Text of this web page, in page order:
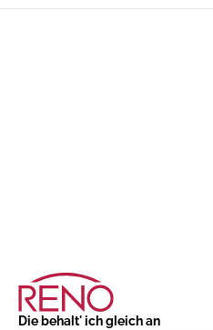
Die behalt' ich gleich an